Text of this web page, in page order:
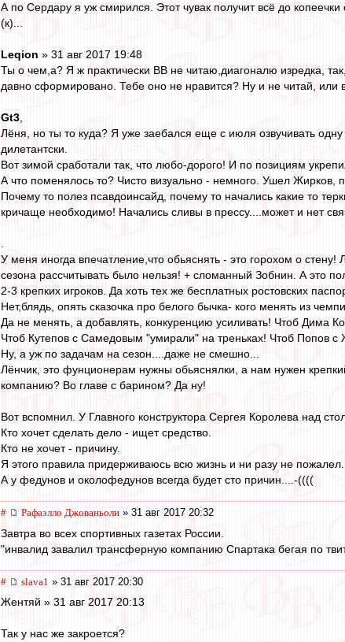
А по Сердару я уж смирился. Этот чувак получит всё до
(к)...
Leqion » 31 авг 2017 19:48
Ты о чем,а? Я ж практически ВВ не читаю,диагоналю изредка,
давно сформировано. Тебе оно не нравится? Ну и не читай, или
Gt3,
Лёня, но ты то куда? Я уже заебался еще с июля озвучивать
дилетантски.
Вот зимой сработали так, что любо-дорого! И по позициям
А что поменялось то? Чисто визуально - немного. Ушел Жирков,
Почему то полез псавдоинсайд, почему то начались какие то
кричаще необходимо! Начались сливы в прессу....может и нет
.
У меня иногда впечатление,что обьяснять - это горохом о
сезона рассчитывать было нельзя! + сломанный Зобнин. А это
2-3 крепких игроков. Да хоть тех же бесплатных ростовских
Нет,блядь, опять сказочка про белого бычка- кого менять из
Да не менять, а добавлять, конкуренцию усиливать! Чтоб Дима
Чтоб Кутепов с Самедовым "умирали" на треньках! Чтоб Попов
Ну, а уж по задачам на сезон....даже не смешно...
Лёнчик, это фунционерам нужны обьяснялки, а нам нужен
компанию? Во главе с барином? Да ну!
Вот вспомнил. У Главного конструктора Сергея Королева над
Кто хочет сделать дело - ищет средство.
Кто не хочет - причину.
Я этого правила придерживаюсь всю жизнь и ни разу не
А у федунов и околофедунов всегда будет сто причин....-((((
# Рафаэлло Джованьоли » 31 авг 2017 20:32
Завтра во всех спортивных газетах России.
"инвалид завалил трансферную компанию Спартака бегая по
# slava1 » 31 авг 2017 20:30
Жентяй » 31 авг 2017 20:13
Так у нас же закроется?